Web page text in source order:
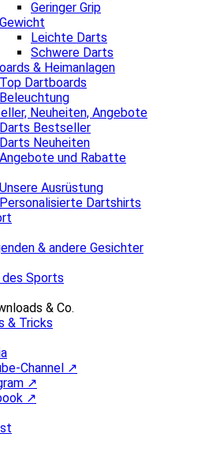
Geringer Grip
Gewicht
Leichte Darts
Schwere Darts
& Heimanlagen
Top Dartboards
Beleuchtung
Neuheiten, Angebote
Darts Bestseller
Darts Neuheiten
Angebote und Rabatte
Unsere Ausrüstung
Personalisierte Dartshirts
& andere Gesichter
Sports
& Co.
& Tricks
Channel ↗
↗
↗